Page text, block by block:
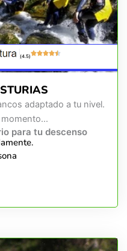
(4.5)
adaptado a tu nivel.
para tu descenso